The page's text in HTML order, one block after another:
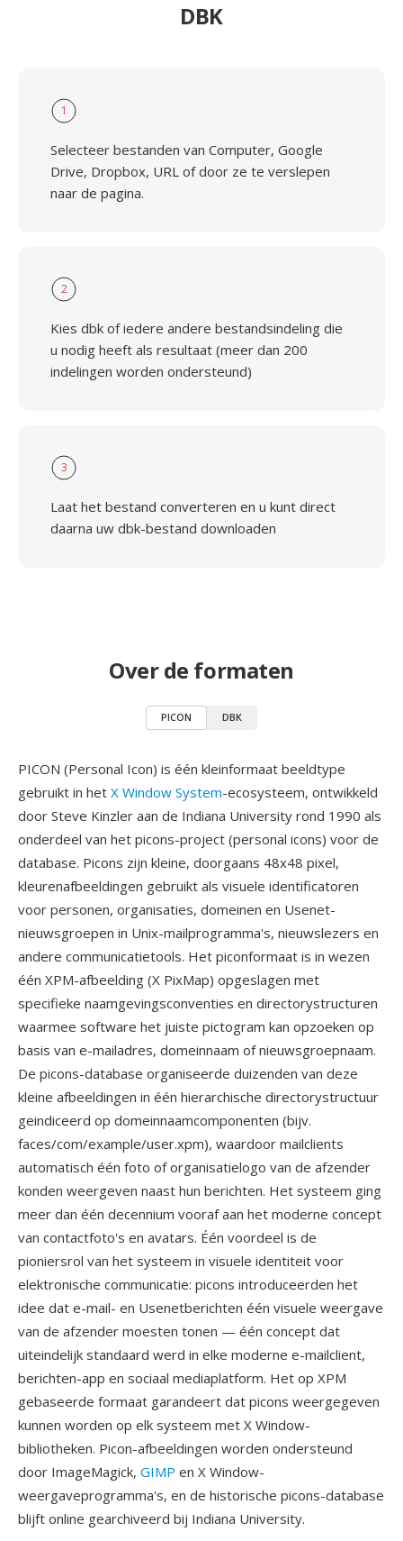
DBK
1
Selecteer bestanden van Computer, Google
Drive, Dropbox, URL of door ze te verslepen
naar de pagina.
2
Kies dbk of iedere andere bestandsindeling die
u nodig heeft als resultaat (meer dan 200
indelingen worden ondersteund)
3
Laat het bestand converteren en u kunt direct
daarna uw dbk-bestand downloaden
Over de formaten
PICON DBK
PICON (Personal Icon) is één kleinformaat beeldtype
gebruikt in het X Window System-ecosysteem, ontwikkeld
door Steve Kinzler aan de Indiana University rond 1990 als
onderdeel van het picons-project (personal icons) voor de
database. Picons zijn kleine, doorgaans 48x48 pixel,
kleurenafbeeldingen gebruikt als visuele identificatoren
voor personen, organisaties, domeinen en Usenet-
nieuwsgroepen in Unix-mailprogramma's, nieuwslezers en
andere communicatietools. Het piconformaat is in wezen
één XPM-afbeelding (X PixMap) opgeslagen met
specifieke naamgevingsconventies en directorystructuren
waarmee software het juiste pictogram kan opzoeken op
basis van e-mailadres, domeinnaam of nieuwsgroepnaam.
De picons-database organiseerde duizenden van deze
kleine afbeeldingen in één hierarchische directorystructuur
geindiceerd op domeinnaamcomponenten (bijv.
faces/com/example/user.xpm), waardoor mailclients
automatisch één foto of organisatielogo van de afzender
konden weergeven naast hun berichten. Het systeem ging
meer dan één decennium vooraf aan het moderne concept
van contactfoto's en avatars. Één voordeel is de
pioniersrol van het systeem in visuele identiteit voor
elektronische communicatie: picons introduceerden het
idee dat e-mail- en Usenetberichten één visuele weergave
van de afzender moesten tonen — één concept dat
uiteindelijk standaard werd in elke moderne e-mailclient,
berichten-app en sociaal mediaplatform. Het op XPM
gebaseerde formaat garandeert dat picons weergegeven
kunnen worden op elk systeem met X Window-
bibliotheken. Picon-afbeeldingen worden ondersteund
door ImageMagick, GIMP en X Window-
weergaveprogramma's, en de historische picons-database
blijft online gearchiveerd bij Indiana University.